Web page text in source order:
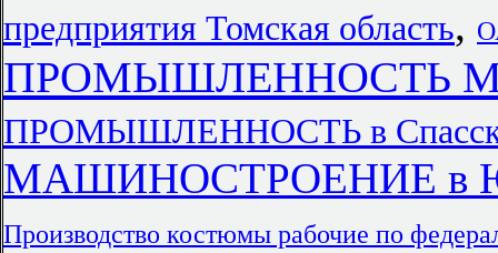
предприятия Томская область,
ПРОМЫШЛЕННОСТЬ
ПРОМЫШЛЕННОСТЬ в
МАШИНОСТРОЕНИЕ в
Производство костюмы рабочие по